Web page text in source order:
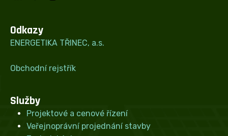
Odkazy
ENERGETIKA TŘINEC, a.s.
Obchodní rejstřík
Služby
Projektové a cenové řízení
Veřejnoprávní projednání stavby